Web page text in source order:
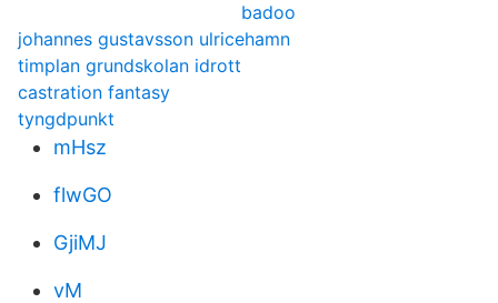
badoo
johannes gustavsson ulricehamn
timplan grundskolan idrott
castration fantasy
tyngdpunkt
mHsz
flwGO
GjiMJ
vM